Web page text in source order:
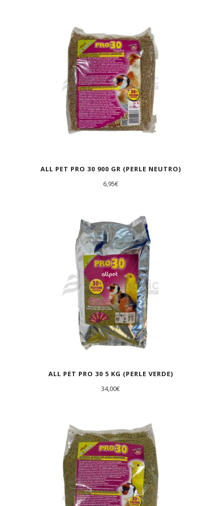
ALL PET PRO 30 900 GR (PERLE NEUTRO)
6,95€
ALL PET PRO 30 5 KG (PERLE VERDE)
34,00€